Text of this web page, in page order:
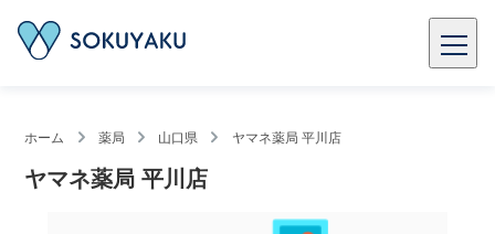
ホーム 薬局 山口県 ヤマネ薬局 平川店
ヤマネ薬局 平川店